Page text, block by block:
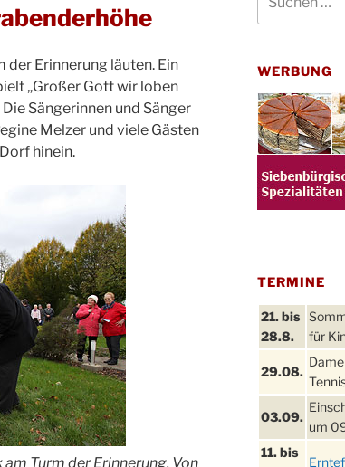
Erinnerung läuten. Ein
„Großer Gott wir loben
Sängerinnen und Sänger
Melzer und viele Gästen
hinein.
Turm der Erinnerung. Von
nach:
WERBUNG
TERMINE
21. bis
28.8.
für
29.08.
03.09.
um
11. bis